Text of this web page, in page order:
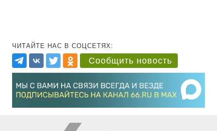
ЧИТАЙТЕ НАС В СОЦСЕТЯХ:
Сообщить новость